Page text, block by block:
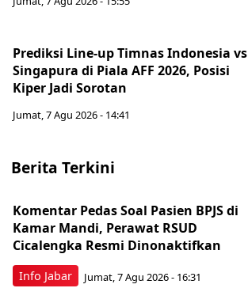
Prediksi Line-up Timnas Indonesia vs
Singapura di Piala AFF 2026, Posisi
Kiper Jadi Sorotan
Jumat, 7 Agu 2026 - 14:41
Berita Terkini
Info Jabar
Komentar Pedas Soal Pasien BPJS di
Kamar Mandi, Perawat RSUD
Cicalengka Resmi Dinonaktifkan
Jumat, 7 Agu 2026 - 16:31